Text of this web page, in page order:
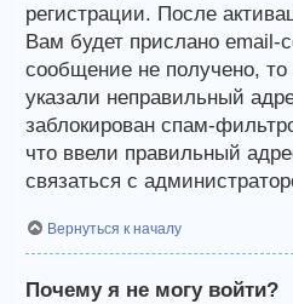
регистрации. После
Вам будет прислано
сообщение не получено,
указали неправильный
заблокирован спам-
что ввели правильный
связаться с
Вернуться к началу
Почему я не могу войти?